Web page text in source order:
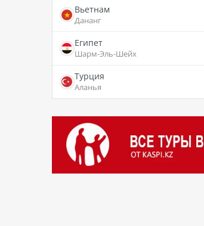
Вьетнам
Дананг
Египет
Шарм-Эль-Шейх
Турция
Аланья